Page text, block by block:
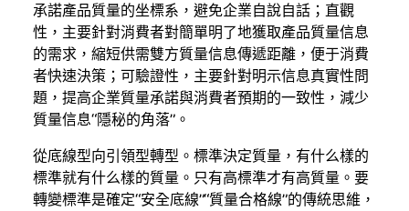
承諾產品質量的坐標系，避免企業自說自話；直觀
性，主要針對消費者對簡單明了地獲取產品質量信息
的需求，縮短供需雙方質量信息傳遞距離，便于消費
者快速決策；可驗證性，主要針對明示信息真實性問
題，提高企業質量承諾與消費者預期的一致性，減少
質量信息“隱秘的角落”。
從底線型向引領型轉型。標準決定質量，有什么樣的
標準就有什么樣的質量。只有高標準才有高質量。要
轉變標準是確定“安全底線”“質量合格線”的傳統思維，